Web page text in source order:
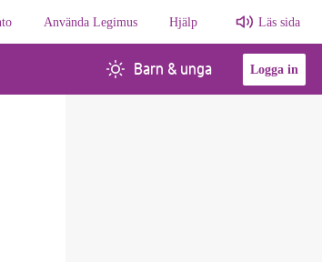
Använda Legimus Hjälp Läs sida
Barn & unga Logga in